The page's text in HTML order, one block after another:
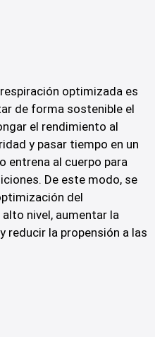
optimizada es
de forma sostenible el
el rendimiento al
y pasar tiempo en un
entrena al cuerpo para
De este modo, se
del
nivel, aumentar la
reducir la propensión a las